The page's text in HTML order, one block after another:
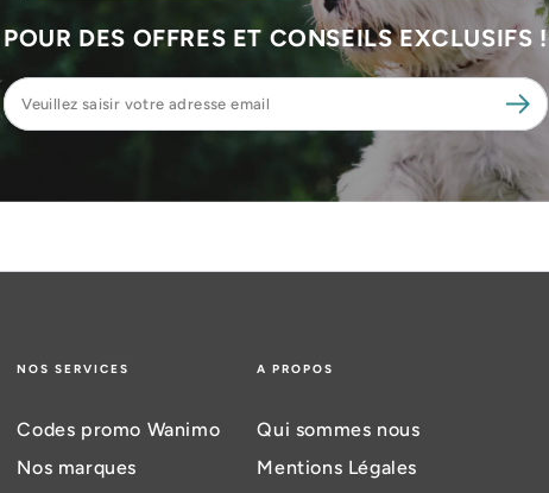
POUR DES OFFRES ET CONSEILS EXCLUSIFS !
Veuillez
saisir
NOS SERVICES
Codes promo Wanimo
Nos marques
A PROPOS
Qui sommes nous
Mentions Légales